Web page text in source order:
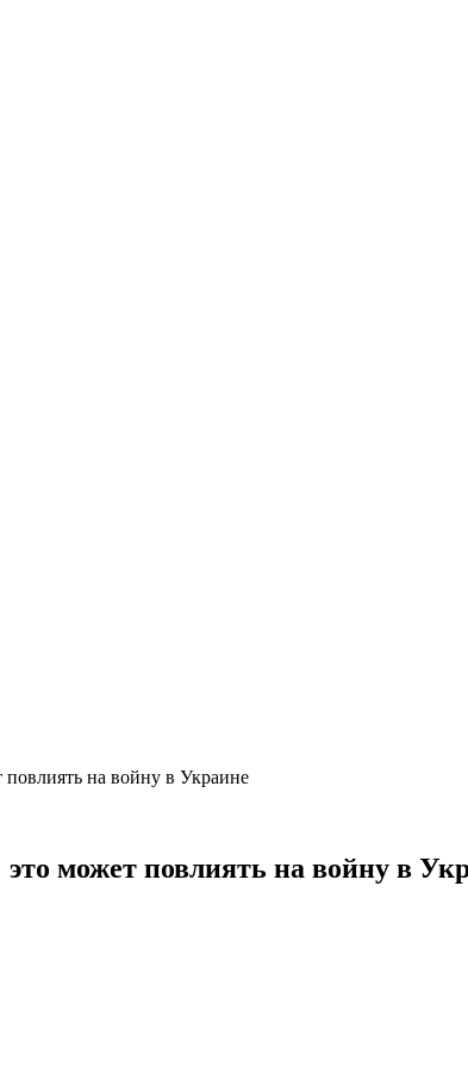
повлиять на войну в Украине
может повлиять на войну в